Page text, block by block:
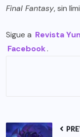
Final Fantasy, sin
Sigue a Revista
Facebook.